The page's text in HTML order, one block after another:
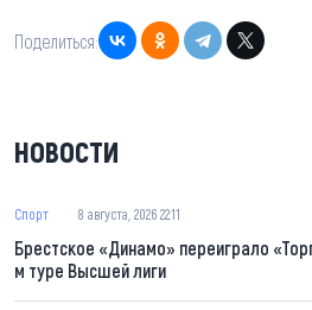
Поделиться:
НОВОСТИ
Спорт 8 августа, 2026 22:11
Брестское «Динамо» переиграло
м туре Высшей лиги